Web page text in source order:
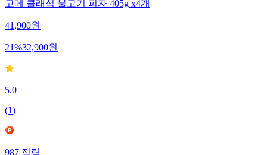
고메 클래식 불고기 피자 405g x4개
41,900원
21%32,900원
5.0
(1)
987 적립